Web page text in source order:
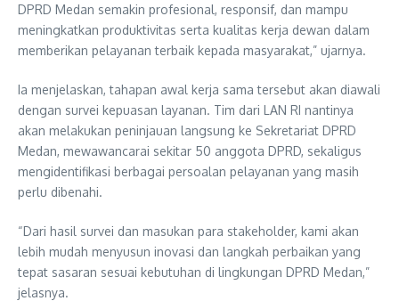
DPRD Medan semakin profesional, responsif, dan mampu
meningkatkan produktivitas serta kualitas kerja dewan dalam
memberikan pelayanan terbaik kepada masyarakat,” ujarnya.
Ia menjelaskan, tahapan awal kerja sama tersebut akan diawali
dengan survei kepuasan layanan. Tim dari LAN RI nantinya
akan melakukan peninjauan langsung ke Sekretariat DPRD
Medan, mewawancarai sekitar 50 anggota DPRD, sekaligus
mengidentifikasi berbagai persoalan pelayanan yang masih
perlu dibenahi.
“Dari hasil survei dan masukan para stakeholder, kami akan
lebih mudah menyusun inovasi dan langkah perbaikan yang
tepat sasaran sesuai kebutuhan di lingkungan DPRD Medan,”
jelasnya.